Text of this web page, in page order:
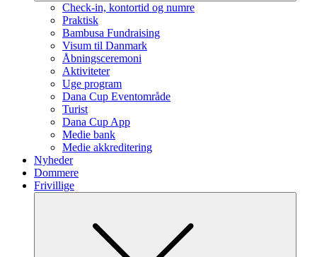
Check-in, kontortid og numre
Praktisk
Bambusa Fundraising
Visum til Danmark
Åbningsceremoni
Aktiviteter
Uge program
Dana Cup Eventområde
Turist
Dana Cup App
Medie bank
Medie akkreditering
Nyheder
Dommere
Frivillige